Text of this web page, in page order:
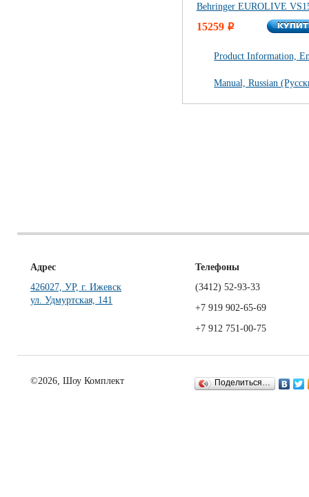
Behringer EUROLIVE
15259 i
Product Information,
Manual, Russian
Адрес
426027, УР, г. Ижевск
ул. Удмуртская, 141
Телефоны
(3412) 52-93-33
+7 919 902-65-69
+7 912 751-00-75
©2026, Шоу Комплект Поделиться…